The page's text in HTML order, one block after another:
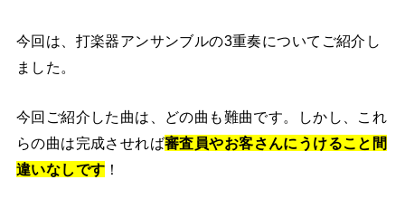
今回は、打楽器アンサンブルの3重奏についてご紹介し
ました。
今回ご紹介した曲は、どの曲も難曲です。しかし、これ
らの曲は完成させれば審査員やお客さんにうけること間
違いなしです ！